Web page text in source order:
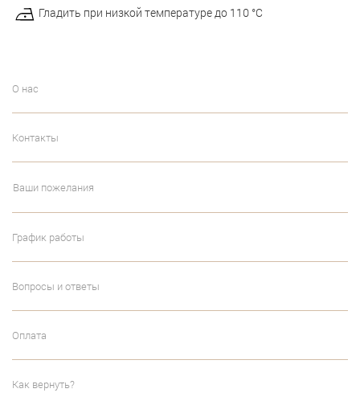
Гладить при низкой температуре до 110 °С
О нас
Контакты
Ваши пожелания
График работы
Вопросы и ответы
Оплата
Как вернуть?